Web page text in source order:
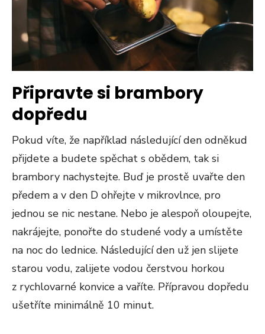
Připravte si brambory
dopředu
Pokud víte, že například následující den odněkud
přijdete a budete spěchat s obědem, tak si
brambory nachystejte. Buď je prostě uvařte den
předem a v den D ohřejte v mikrovlnce, pro
jednou se nic nestane. Nebo je alespoň oloupejte,
nakrájejte, ponořte do studené vody a umístěte
na noc do lednice. Následující den už jen slijete
starou vodu, zalijete vodou čerstvou horkou
z rychlovarné konvice a vaříte. Přípravou dopředu
ušetříte minimálně 10 minut.